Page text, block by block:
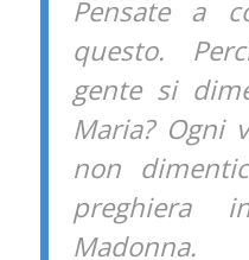
Pensate a
questo.
gente si
Maria? Ogni
non